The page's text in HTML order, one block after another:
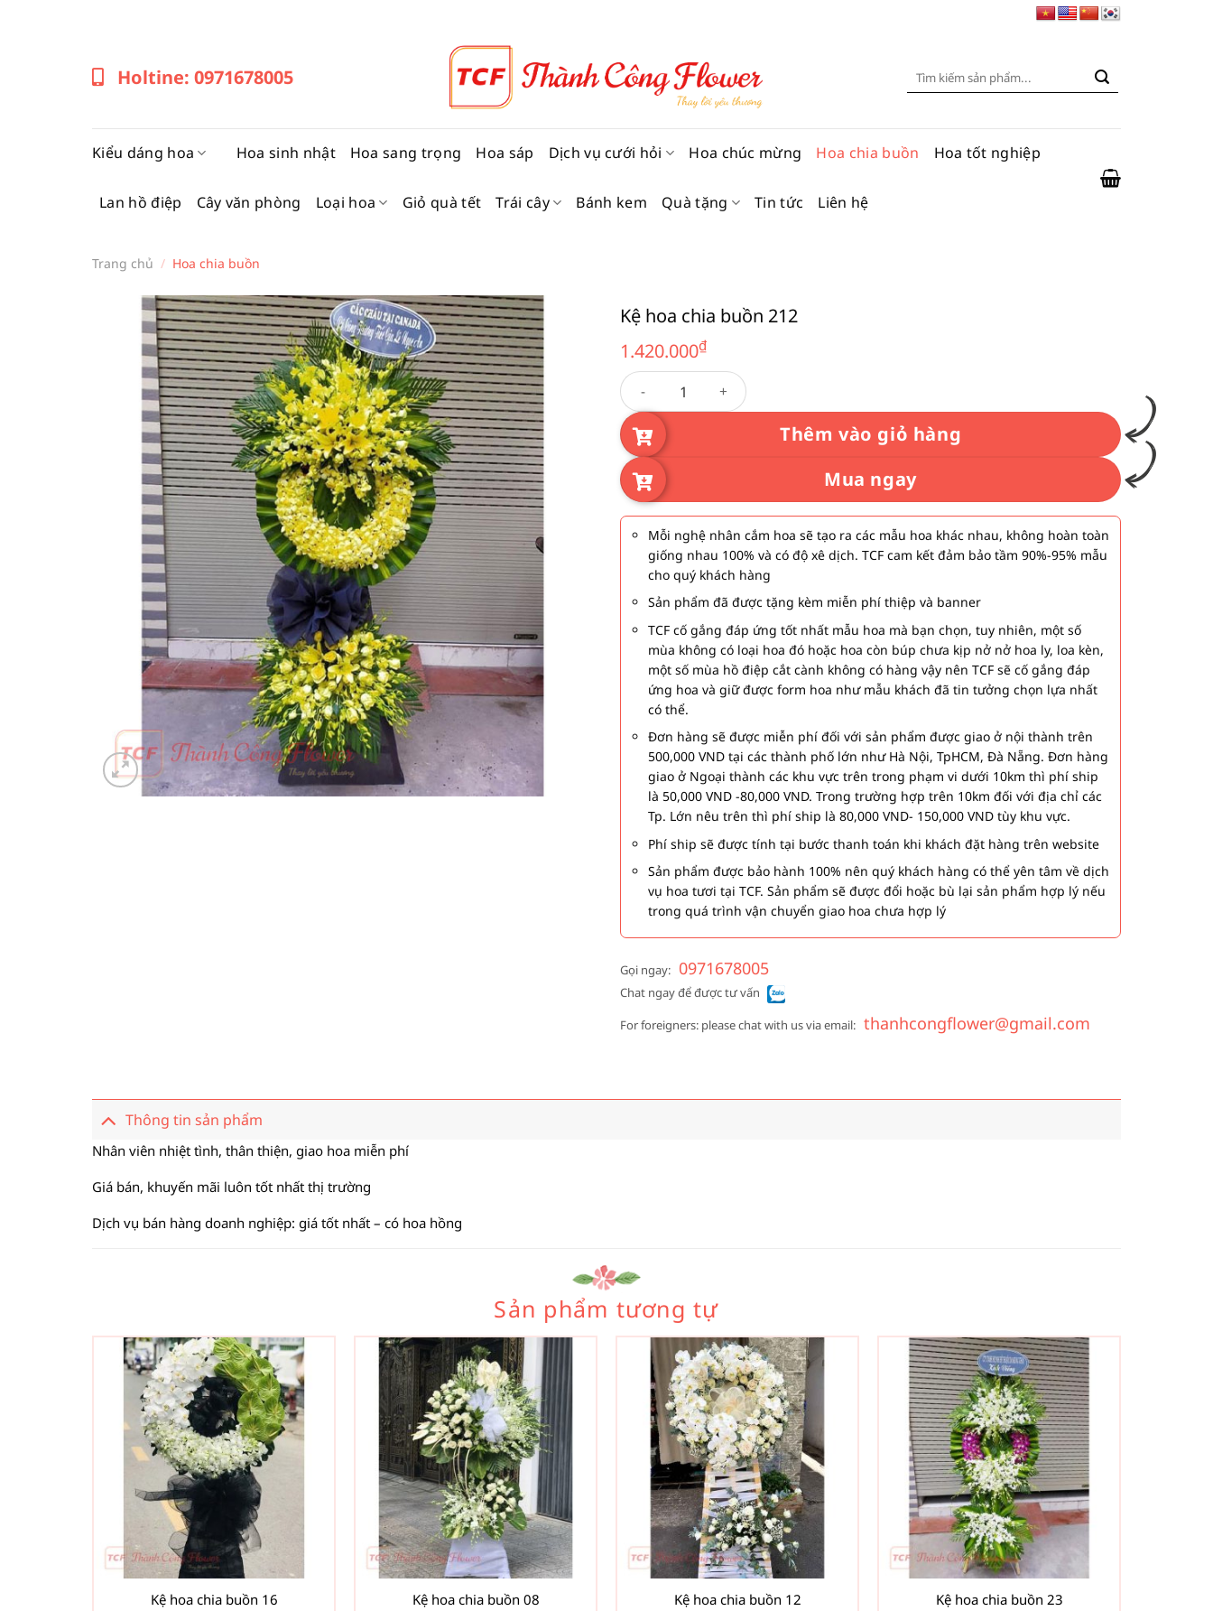
Holtine: 0971678005
Tìm
Kiểu dáng hoa Hoa sinh nhật Hoa sang trọng Hoa sáp Dịch vụ cưới hỏi Hoa chúc mừng Hoa chia buồn Hoa tốt nghiệp
Lan hồ điệp Cây văn phòng Loại hoa Giỏ quà tết Trái cây Bánh kem Quà tặng Tin tức Liên hệ
Trang chủ / Hoa chia buồn
Kệ hoa chia buồn 212
1.420.000₫
Kệ hoa chia buồn 212 số lượng
Thêm vào giỏ hàng
Mua ngay
Mỗi nghệ nhân cắm hoa sẽ tạo ra các mẫu hoa khác nhau, không hoàn toàn
giống nhau 100% và có độ xê dịch. TCF cam kết đảm bảo tầm 90%-95% mẫu
cho quý khách hàng
Sản phẩm đã được tặng kèm miễn phí thiệp và banner
TCF cố gắng đáp ứng tốt nhất mẫu hoa mà bạn chọn, tuy nhiên, một số
mùa không có loại hoa đó hoặc hoa còn búp chưa kịp nở nở hoa ly, loa kèn,
một số mùa hồ điệp cắt cành không có hàng vậy nên TCF sẽ cố gắng đáp
ứng hoa và giữ được form hoa như mẫu khách đã tin tưởng chọn lựa nhất
có thể.
Đơn hàng sẽ được miễn phí đối với sản phẩm được giao ở nội thành trên
500,000 VND tại các thành phố lớn như Hà Nội, TpHCM, Đà Nẵng. Đơn hàng
giao ở Ngoại thành các khu vực trên trong phạm vi dưới 10km thì phí ship
là 50,000 VND -80,000 VND. Trong trường hợp trên 10km đối với địa chỉ các
Tp. Lớn nêu trên thì phí ship là 80,000 VND- 150,000 VND tùy khu vực.
Phí ship sẽ được tính tại bước thanh toán khi khách đặt hàng trên website
Sản phẩm được bảo hành 100% nên quý khách hàng có thể yên tâm về dịch
vụ hoa tươi tại TCF. Sản phẩm sẽ được đổi hoặc bù lại sản phẩm hợp lý nếu
trong quá trình vận chuyển giao hoa chưa hợp lý
Gọi ngay: 0971678005
Chat ngay để được tư vấn
For foreigners: please chat with us via email: thanhcongflower@gmail.com
Thông tin sản phẩm
Nhân viên nhiệt tình, thân thiện, giao hoa miễn phí
Giá bán, khuyến mãi luôn tốt nhất thị trường
Dịch vụ bán hàng doanh nghiệp: giá tốt nhất – có hoa hồng
Sản phẩm tương tự
Kệ hoa chia buồn 16
Kệ hoa chia buồn 08
Kệ hoa chia buồn 12
Kệ hoa chia buồn 23